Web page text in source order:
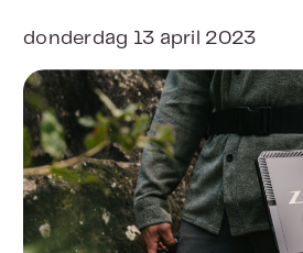
donderdag 13 april 2023